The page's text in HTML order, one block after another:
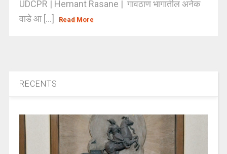
UDCPR | Hemant Rasane | गावठाण भागातील अनेक
वाडे आ [...]
Read More
RECENTS